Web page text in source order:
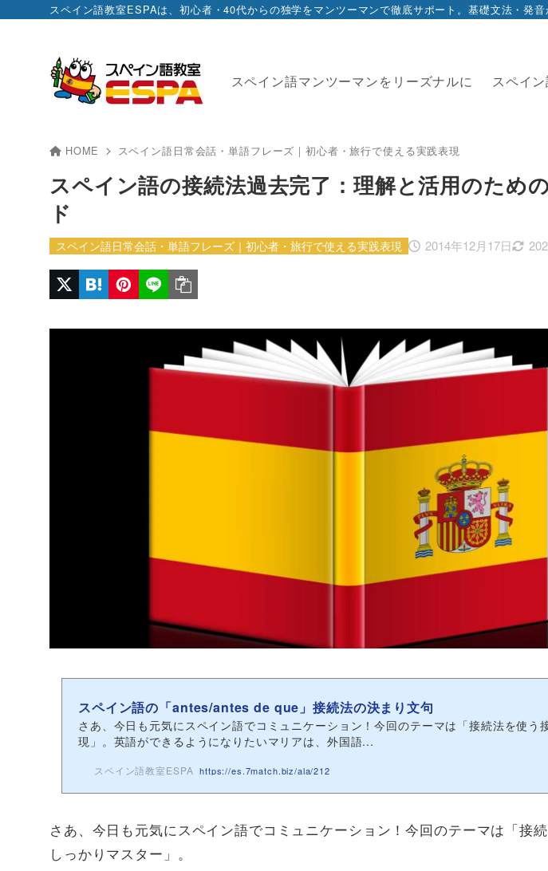
スペイン語教室ESPAは、初心者・40代からの独学をマンツーマンで徹底サポート。基礎文法・発
スペイン語マンツーマンをリーズナルに スペイ
HOME スペイン語日常会話・単語フレーズ｜初心者・旅行で使える実践表現
スペイン語の接続法過去完了：理解と活用のため
ド
2014年12月17日
スペイン語日常会話・単語フレーズ｜初心者・旅行で使える実践表現
スペイン語の「antes/antes de que」接続法の決まり文句
さあ、今日も元気にスペイン語でコミュニケーション！今回のテーマは「接続法を使う
現」。英語ができるようになりたいマリアは、外国語...
スペイン語教室ESPA https://es.7match.biz/ala/212
さあ、今日も元気にスペイン語でコミュニケーション！今回のテーマは「接
しっかりマスター」。